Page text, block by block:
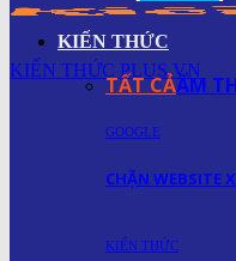
KIẾN THỨC PLUS.VN
KIẾN THỨC
TẤT CẢẨM
GOOGLE
CHẶN WEBSITE
KIẾN THỨC